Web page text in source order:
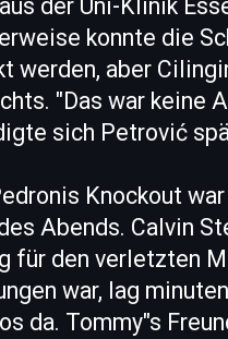
der Uni-Klinik
konnte die
werden, aber
"Das war keine
sich Petrović
Knockout
Abends. Calvin
für den verletzten
war, lag
da. Tommy"s